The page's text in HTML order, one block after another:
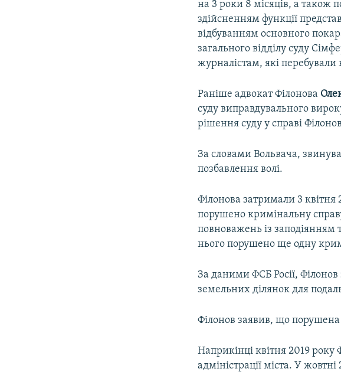
на 3 роки 8 місяців, а також
здійсненням функції
відбуванням основного
загального відділу суду
журналістам, які перебували
Раніше адвокат Філонова
суду виправдувального
рішення суду у справі
За словами Вольвача,
позбавлення волі.
Філонова затримали 3 квітня
порушено кримінальну
повноважень із заподіянням
нього порушено ще одну
За даними ФСБ Росії,
земельних ділянок для
Філонов заявив, що
Наприкінці квітня 2019 року
адміністрації міста. У